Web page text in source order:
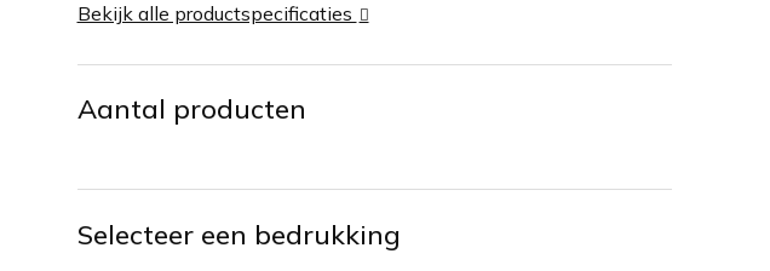
Bekijk alle productspecificaties
Aantal producten
Selecteer een bedrukking